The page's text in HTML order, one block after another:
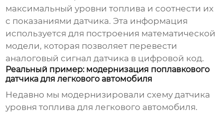
максимальный уровни топлива и соотнести их
с показаниями датчика. Эта информация
используется для построения математической
модели, которая позволяет перевести
аналоговый сигнал датчика в цифровой код.
Реальный пример: модернизация поплавкового
датчика для легкового автомобиля
Недавно мы модернизировали схему датчика
уровня топлива для легкового автомобиля.